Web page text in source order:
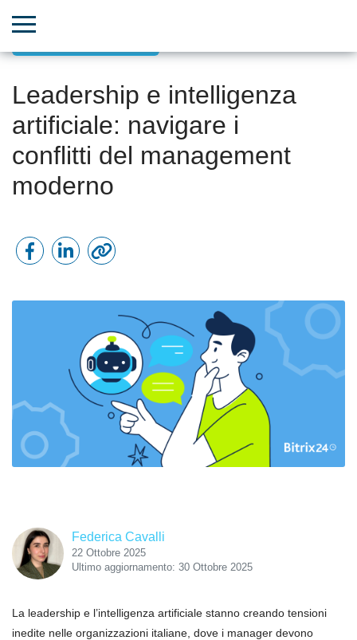
Leadership e intelligenza
artificiale: navigare i
conflitti del management
moderno
Federica Cavalli
22 Ottobre 2025
Ultimo aggiornamento: 30 Ottobre 2025
La leadership e l’intelligenza artificiale stanno creando tensioni
inedite nelle organizzazioni italiane, dove i manager devono